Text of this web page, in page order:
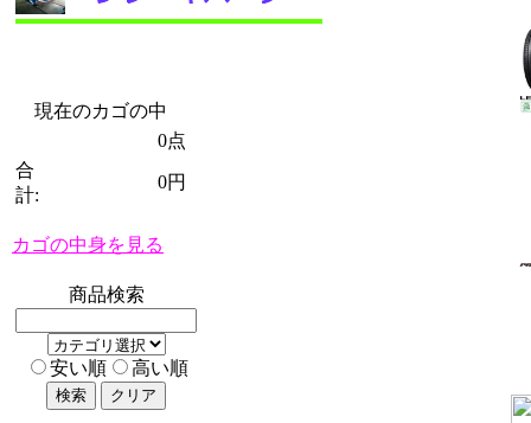
現在のカゴの中
0点
合
計:
0円
カゴの中身を見る
商品検索
安い順 高い順